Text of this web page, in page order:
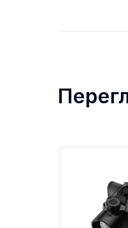
Об’єктив із
6667 метрів у